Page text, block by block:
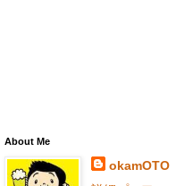
About Me
okamOTO